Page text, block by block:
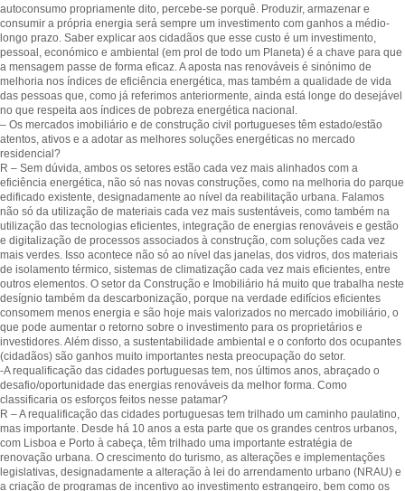
autoconsumo propriamente dito, percebe-se porquê. Produzir, armazenar e
consumir a própria energia será sempre um investimento com ganhos a médio-
longo prazo. Saber explicar aos cidadãos que esse custo é um investimento,
pessoal, económico e ambiental (em prol de todo um Planeta) é a chave para que
a mensagem passe de forma eficaz. A aposta nas renováveis é sinónimo de
melhoria nos índices de eficiência energética, mas também a qualidade de vida
das pessoas que, como já referimos anteriormente, ainda está longe do desejável
no que respeita aos índices de pobreza energética nacional.
– Os mercados imobiliário e de construção civil portugueses têm estado/estão
atentos, ativos e a adotar as melhores soluções energéticas no mercado
residencial?
R – Sem dúvida, ambos os setores estão cada vez mais alinhados com a
eficiência energética, não só nas novas construções, como na melhoria do parque
edificado existente, designadamente ao nível da reabilitação urbana. Falamos
não só da utilização de materiais cada vez mais sustentáveis, como também na
utilização das tecnologias eficientes, integração de energias renováveis e gestão
e digitalização de processos associados à construção, com soluções cada vez
mais verdes. Isso acontece não só ao nível das janelas, dos vidros, dos materiais
de isolamento térmico, sistemas de climatização cada vez mais eficientes, entre
outros elementos. O setor da Construção e Imobiliário há muito que trabalha neste
desígnio também da descarbonização, porque na verdade edifícios eficientes
consomem menos energia e são hoje mais valorizados no mercado imobiliário, o
que pode aumentar o retorno sobre o investimento para os proprietários e
investidores. Além disso, a sustentabilidade ambiental e o conforto dos ocupantes
(cidadãos) são ganhos muito importantes nesta preocupação do setor.
-A requalificação das cidades portuguesas tem, nos últimos anos, abraçado o
desafio/oportunidade das energias renováveis da melhor forma. Como
classificaria os esforços feitos nesse patamar?
R – A requalificação das cidades portuguesas tem trilhado um caminho paulatino,
mas importante. Desde há 10 anos a esta parte que os grandes centros urbanos,
com Lisboa e Porto à cabeça, têm trilhado uma importante estratégia de
renovação urbana. O crescimento do turismo, as alterações e implementações
legislativas, designadamente a alteração à lei do arrendamento urbano (NRAU) e
a criação de programas de incentivo ao investimento estrangeiro, bem como os